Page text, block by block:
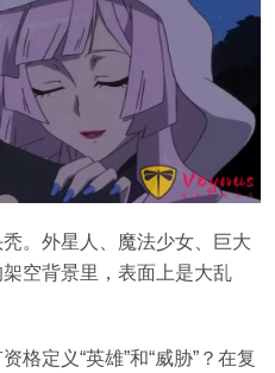
。外星人、魔法少女、巨大
空背景里，表面上是大乱
格定义“英雄”和“威胁”？在复